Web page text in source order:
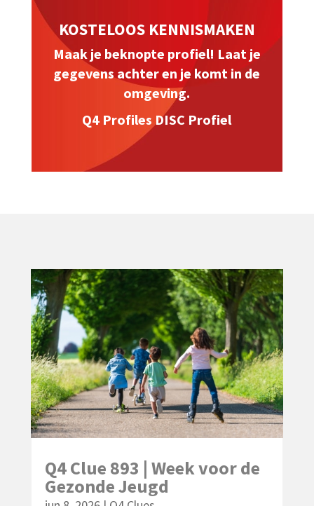
KOSTELOOS KENNISMAKEN
Maak je beknopte profiel! Laat je
gegevens achter en je komt in de
omgeving.
Q4 Profiles DISC Profiel
Q4 Clue 893 | Week voor de
Gezonde Jeugd